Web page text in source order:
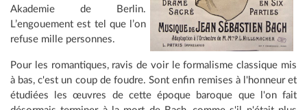
Akademie de Berlin.
L’engouement est tel que l’on
refuse mille personnes.
Pour les romantiques, ravis de voir le formalisme classique mis
à bas, c'est un coup de foudre. Sont enfin remises à l'honneur et
étudiées les œuvres de cette époque baroque que l'on fait